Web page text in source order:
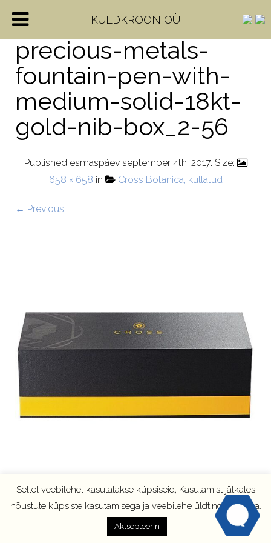
cross-century-ii-
precious-metals-
fountain-pen-with-
medium-solid-18kt-
gold-nib-box_2-56
Published esmaspäev september 4th, 2017. Size:
658 × 658 in Cross Botanica, kullatud
← Previous
Sellel veebilehel kasutatakse küpsiseid, Kasutamist jätkates
nõustute küpsiste kasutamisega ja veebilehe üldtingimustega.
Aktsepteerin
KULDKROON OÜ